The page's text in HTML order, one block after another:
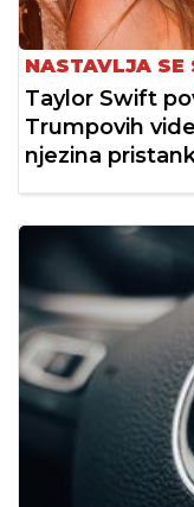
NASTAVLJA SE
Taylor Swift
Trumpovih
njezina